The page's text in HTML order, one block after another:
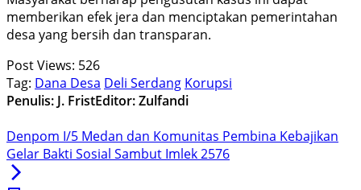
memberikan efek jera dan menciptakan pemerintahan
desa yang bersih dan transparan.
Post Views: 526
Tag: Dana Desa Deli Serdang Korupsi
Penulis: J. FristEditor: Zulfandi
Denpom I/5 Medan dan Komunitas Pembina Kebajikan
Gelar Bakti Sosial Sambut Imlek 2576